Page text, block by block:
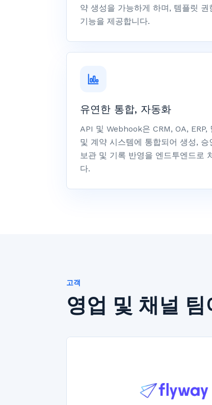
약 생성을 가능하게 하며, 템플릿 권
기능을 제공합니다.
유연한 통합, 자동화
API 및 Webhook은 CRM, OA, ERP,
및 계약 시스템에 통합되어 생성, 승
보관 및 기록 반영을 엔드투엔드로
다.
고객
영업 및 채널